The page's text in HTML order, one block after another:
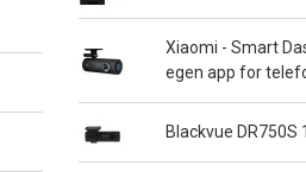
Xiaomi - Smart
egen app for
Blackvue DR750S